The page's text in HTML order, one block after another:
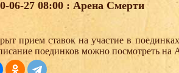
06-27 08:00 : Арена Смерти
прием ставок на участие в
поединков можно посмотреть на